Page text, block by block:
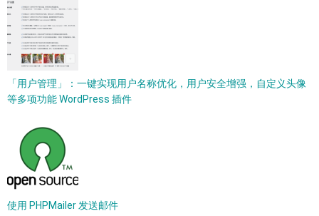
「用户管理」：一键实现用户名称优化，用户安全增强，自定义头像
等多项功能 WordPress 插件
使用 PHPMailer 发送邮件